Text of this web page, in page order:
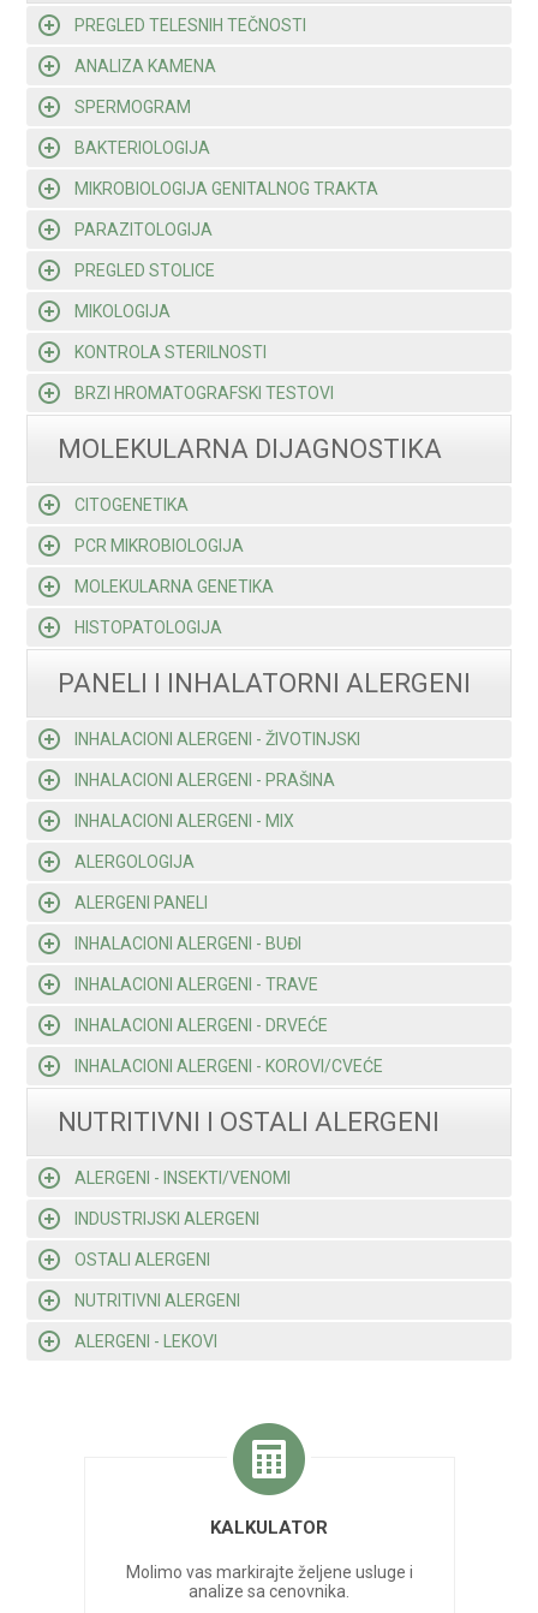
PREGLED TELESNIH TEČNOSTI
ANALIZA KAMENA
SPERMOGRAM
BAKTERIOLOGIJA
MIKROBIOLOGIJA GENITALNOG TRAKTA
PARAZITOLOGIJA
PREGLED STOLICE
MIKOLOGIJA
KONTROLA STERILNOSTI
BRZI HROMATOGRAFSKI TESTOVI
MOLEKULARNA DIJAGNOSTIKA
CITOGENETIKA
PCR MIKROBIOLOGIJA
MOLEKULARNA GENETIKA
HISTOPATOLOGIJA
PANELI I INHALATORNI ALERGENI
INHALACIONI ALERGENI - ŽIVOTINJSKI
INHALACIONI ALERGENI - PRAŠINA
INHALACIONI ALERGENI - MIX
ALERGOLOGIJA
ALERGENI PANELI
INHALACIONI ALERGENI - BUĐI
INHALACIONI ALERGENI - TRAVE
INHALACIONI ALERGENI - DRVEĆE
INHALACIONI ALERGENI - KOROVI/CVEĆE
NUTRITIVNI I OSTALI ALERGENI
ALERGENI - INSEKTI/VENOMI
INDUSTRIJSKI ALERGENI
OSTALI ALERGENI
NUTRITIVNI ALERGENI
ALERGENI - LEKOVI
KALKULATOR
Molimo vas markirajte željene usluge i
analize sa cenovnika.